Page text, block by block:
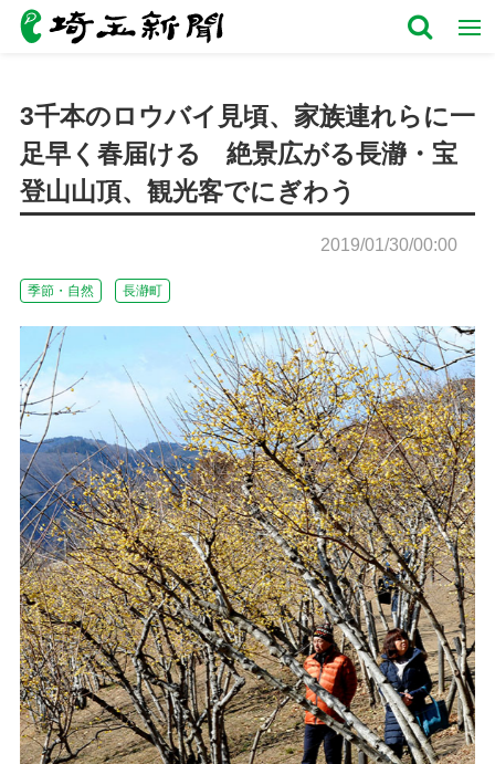
3千本のロウバイ見頃、家族連れらに一
足早く春届ける 絶景広がる長瀞・宝
登山山頂、観光客でにぎわう
2019/01/30/00:00
季節・自然 長瀞町